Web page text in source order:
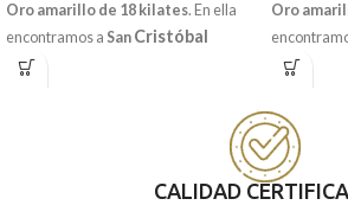
Oro amarillo de 18 kilates. En ella
encontramos a San Cristóbal
cruzando con un crío sobre sus
terminación mate en toda su pieza.
en nuestras tiendas de
Oro
cruzando
ese crío era
una
sencillo
Recógela
CALIDAD